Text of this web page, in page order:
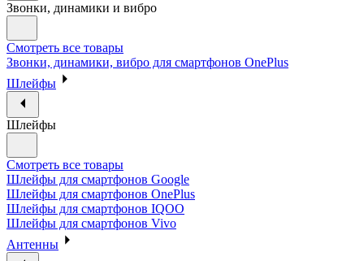
Звонки, динамики и вибро
Смотреть все товары
Звонки, динамики, вибро для смартфонов OnePlus
Шлейфы
Шлейфы
Смотреть все товары
Шлейфы для смартфонов Google
Шлейфы для смартфонов OnePlus
Шлейфы для смартфонов IQOO
Шлейфы для смартфонов Vivo
Антенны